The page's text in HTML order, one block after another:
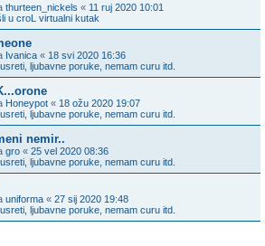
thurteen_nickels « 11 ruj 2020 10:01
u croL virtualni kutak
Ivanica « 18 svi 2020 16:36
ljubavne poruke, nemam curu itd.
Honeypot « 18 ožu 2020 19:07
ljubavne poruke, nemam curu itd.
nemir..
gro « 25 vel 2020 08:36
ljubavne poruke, nemam curu itd.
uniforma « 27 sij 2020 19:48
ljubavne poruke, nemam curu itd.